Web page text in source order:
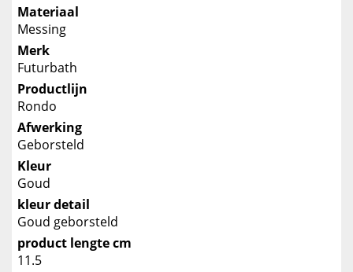
Materiaal
Messing
Merk
Futurbath
Productlijn
Rondo
Afwerking
Geborsteld
Kleur
Goud
kleur detail
Goud geborsteld
product lengte cm
11.5